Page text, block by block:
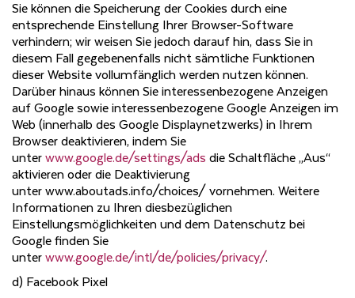
Sie können die Speicherung der Cookies durch eine
entsprechende Einstellung Ihrer Browser-Software
verhindern; wir weisen Sie jedoch darauf hin, dass Sie in
diesem Fall gegebenenfalls nicht sämtliche Funktionen
dieser Website vollumfänglich werden nutzen können.
Darüber hinaus können Sie interessenbezogene Anzeigen
auf Google sowie interessenbezogene Google Anzeigen im
Web (innerhalb des Google Displaynetzwerks) in Ihrem
Browser deaktivieren, indem Sie
unterwww.google.de/settings/ads die Schaltfläche „Aus“
aktivieren oder die Deaktivierung
unter www.aboutads.info/choices/ vornehmen. Weitere
Informationen zu Ihren diesbezüglichen
Einstellungsmöglichkeiten und dem Datenschutz bei
Google finden Sie
unterwww.google.de/intl/de/policies/privacy/.
d) Facebook Pixel